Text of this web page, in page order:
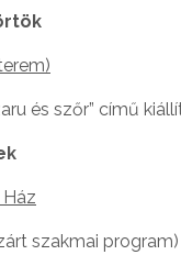
és szőr” című
szakmai program)